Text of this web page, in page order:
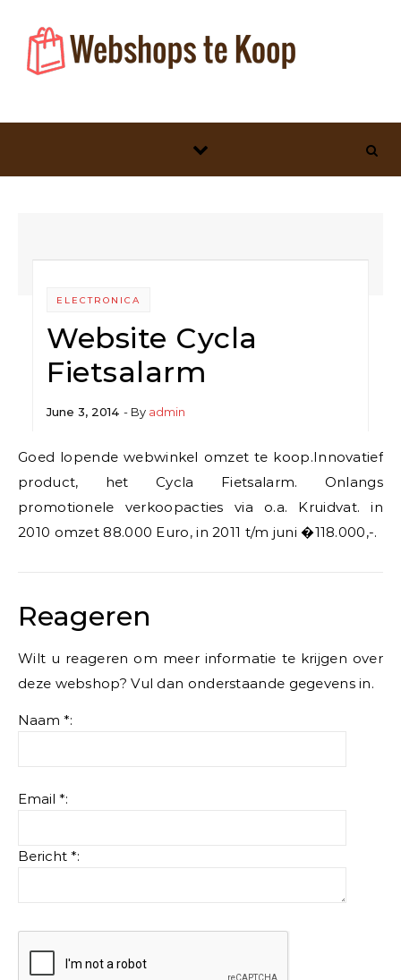
ELECTRONICA
Website Cycla
Fietsalarm
June 3, 2014 - By admin
Goed lopende webwinkel omzet te koop.Innovatief
product, het Cycla Fietsalarm. Onlangs
promotionele verkoopacties via o.a. Kruidvat. in
2010 omzet 88.000 Euro, in 2011 t/m juni �118.000,-.
Reageren
Wilt u reageren om meer informatie te krijgen over
deze webshop? Vul dan onderstaande gegevens in.
Naam *:
Email *:
Bericht *: